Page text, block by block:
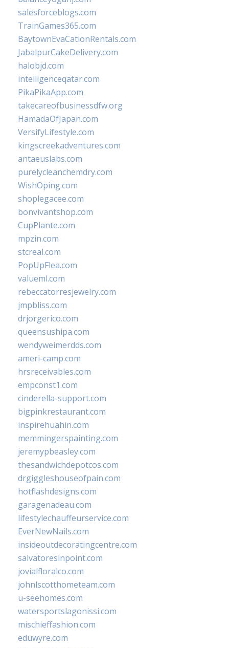
salesforceblogs.com
TrainGames365.com
BaytownEvaCationRentals.com
JabalpurCakeDelivery.com
halobjd.com
intelligenceqatar.com
PikaPikaApp.com
takecareofbusinessdfw.org
HamadaOfJapan.com
VersifyLifestyle.com
kingscreekadventures.com
antaeuslabs.com
purelycleanchemdry.com
WishOping.com
shoplegacee.com
bonvivantshop.com
CupPlante.com
mpzin.com
stcreal.com
PopUpFlea.com
valueml.com
rebeccatorresjewelry.com
jmpbliss.com
drjorgerico.com
queensushipa.com
wendyweimerdds.com
ameri-camp.com
hrsreceivables.com
empconst1.com
cinderella-support.com
bigpinkrestaurant.com
inspirehuahin.com
memmingerspainting.com
jeremypbeasley.com
thesandwichdepotcos.com
drgiggleshouseofpain.com
hotflashdesigns.com
garagenadeau.com
lifestylechauffeurservice.com
EverNewNails.com
insideoutdecoratingcentre.com
salvatoresinpoint.com
jovialfloralco.com
johnlscotthometeam.com
u-seehomes.com
watersportslagonissi.com
mischieffashion.com
eduwyre.com